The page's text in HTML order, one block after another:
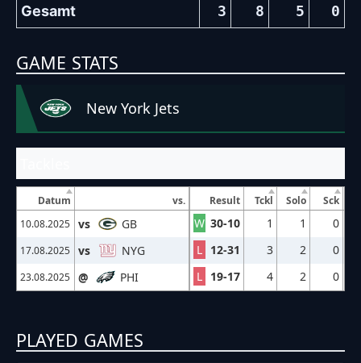
Gesamt 3 8 5 0
GAME STATS
New York Jets
Datum vs. Result Tckl Solo
Sck
10.08.2025 vs GB W 30-10 1 1 0
17.08.2025 vs NYG L 12-31 3 2 0
23.08.2025 @ PHI L 19-17 4 2 0
PLAYED GAMES